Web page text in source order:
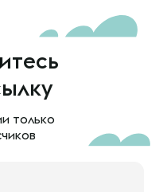
только